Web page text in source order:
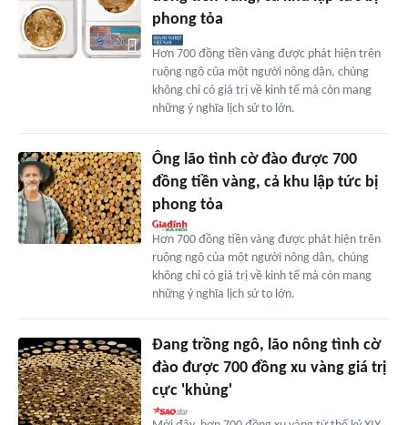
phong tỏa
Hơn 700 đồng tiền vàng được phát hiện trên
ruộng ngô của một người nông dân, chúng
không chỉ có giá trị về kinh tế mà còn mang
những ý nghĩa lịch sử to lớn.
Ông lão tình cờ đào được 700
đồng tiền vàng, cả khu lập tức bị
phong tỏa
Hơn 700 đồng tiền vàng được phát hiện trên
ruộng ngô của một người nông dân, chúng
không chỉ có giá trị về kinh tế mà còn mang
những ý nghĩa lịch sử to lớn.
Đang trồng ngô, lão nông tình cờ
đào được 700 đồng xu vàng giá trị
cực 'khủng'